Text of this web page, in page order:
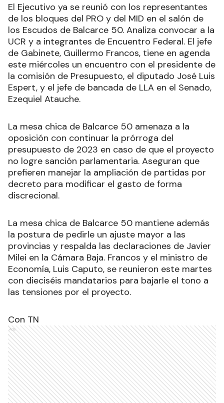
El Ejecutivo ya se reunió con los representantes
de los bloques del PRO y del MID en el salón de
los Escudos de Balcarce 50. Analiza convocar a la
UCR y a integrantes de Encuentro Federal. El jefe
de Gabinete, Guillermo Francos, tiene en agenda
este miércoles un encuentro con el presidente de
la comisión de Presupuesto, el diputado José Luis
Espert, y el jefe de bancada de LLA en el Senado,
Ezequiel Atauche.
La mesa chica de Balcarce 50 amenaza a la
oposición con continuar la prórroga del
presupuesto de 2023 en caso de que el proyecto
no logre sanción parlamentaria. Aseguran que
prefieren manejar la ampliación de partidas por
decreto para modificar el gasto de forma
discrecional.
La mesa chica de Balcarce 50 mantiene además
la postura de pedirle un ajuste mayor a las
provincias y respalda las declaraciones de Javier
Milei en la Cámara Baja. Francos y el ministro de
Economía, Luis Caputo, se reunieron este martes
con dieciséis mandatarios para bajarle el tono a
las tensiones por el proyecto.
Con TN
Ads